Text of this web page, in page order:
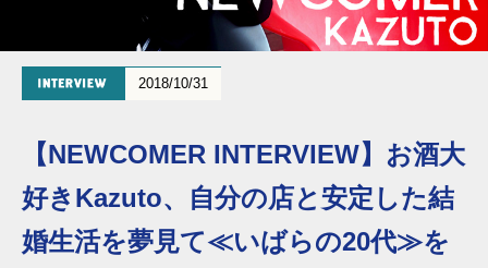
2018/10/31
【NEWCOMER INTERVIEW】お酒大
好きKazuto、自分の店と安定した結
婚生活を夢見て≪いばらの20代≫を